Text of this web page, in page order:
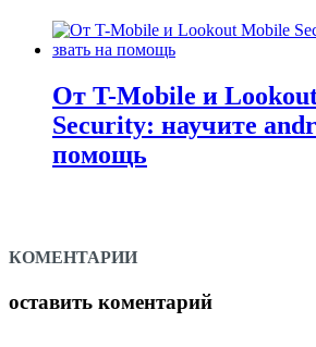
От T-Mobile и
Security: научите
помощь
КОМЕНТАРИИ
оставить коментарий